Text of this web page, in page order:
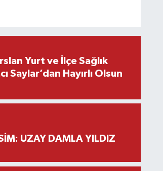
Yurt ve İlçe Sağlık
Saylar’dan Hayırlı Olsun
UZAY DAMLA YILDIZ